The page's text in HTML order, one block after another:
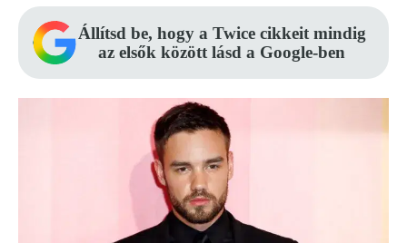
Állítsd be, hogy a Twice cikkeit mindig
az elsők között lásd a Google-ben